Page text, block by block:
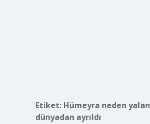
Etiket: Hümeyra neden yalan
dünyadan ayrıldı